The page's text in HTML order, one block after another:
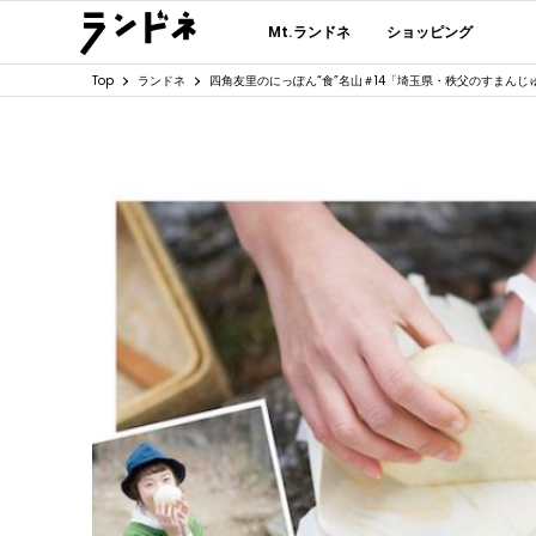
Mt.ランドネ ショッピング
Top ランドネ 四角友里のにっぽん“食”名山＃14「埼玉県・秩父のすまんじ